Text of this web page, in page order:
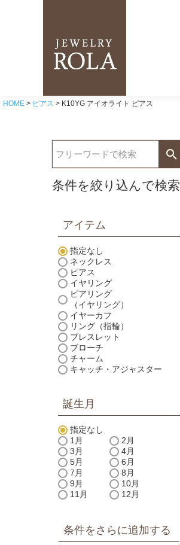
HOME ピアス K10YG アイオライト ピアス
条件を絞り込んで検索
アイテム
指定なし
ネックレス
ピアス
イヤリング
ピアリング
（イヤリング）
イヤーカフ
リング（指輪）
ブレスレット
ブローチ
チャーム
キャッチ・アジャスター
誕生月
指定なし
1月
2月
3月
4月
5月
6月
7月
8月
9月
10月
11月
12月
条件をさらに追加する